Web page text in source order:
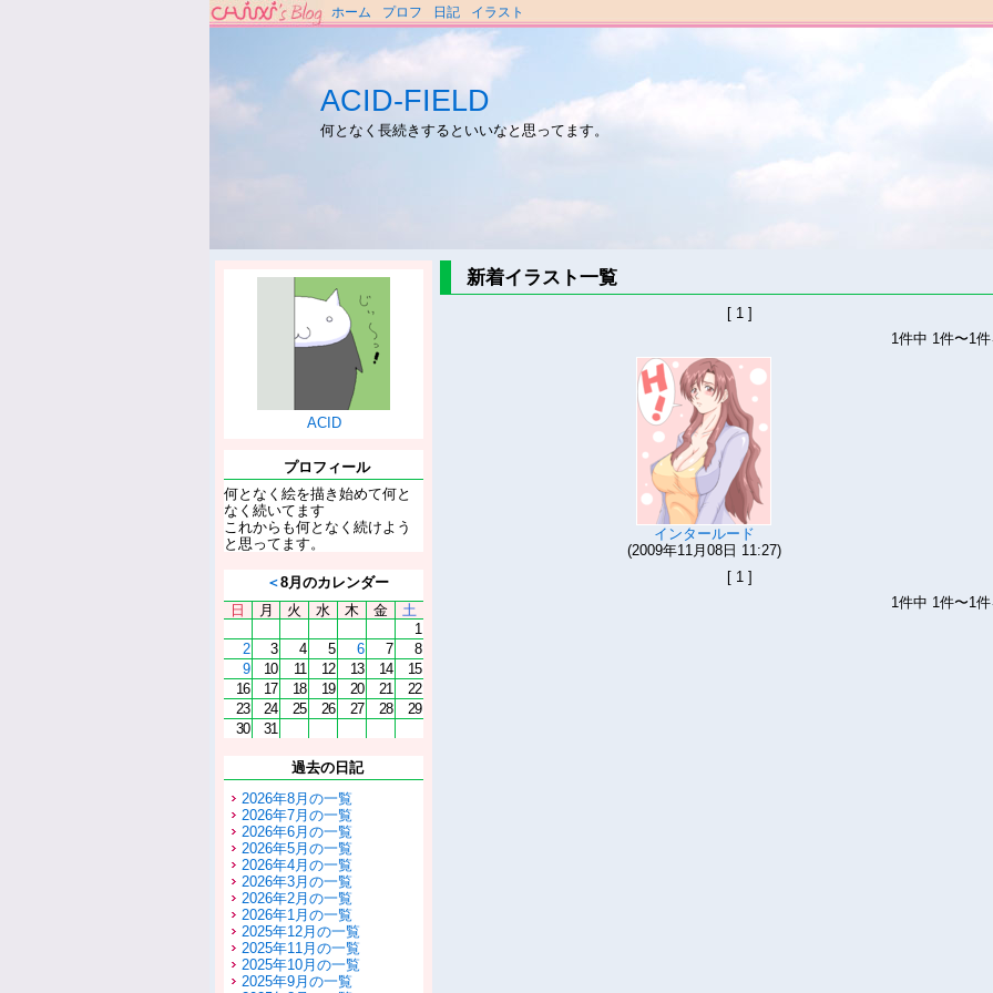
ホーム プロフ 日記 イラスト
ACID-FIELD
何となく長続きするといいなと思ってます。
ACID
プロフィール
何となく絵を描き始めて何と
なく続いてます
これからも何となく続けよう
と思ってます。
＜8月のカレンダー
日
月 火 水 木 金
土
1
2
3 4 5 6 7
8
9
10 11 12 13 14
15
16
17 18 19 20 21
22
23
24 25 26 27 28
29
30
31
過去の日記
2026年8月の一覧
2026年7月の一覧
2026年6月の一覧
2026年5月の一覧
2026年4月の一覧
2026年3月の一覧
2026年2月の一覧
2026年1月の一覧
2025年12月の一覧
2025年11月の一覧
2025年10月の一覧
2025年9月の一覧
新着イラスト一覧
[ 1 ]
1件中 1件〜1
インタールード
(2009年11月08日 11:27)
[ 1 ]
1件中 1件〜1